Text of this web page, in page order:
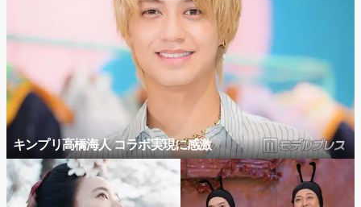
キンプリ高橋海人 コラボ実現に感激